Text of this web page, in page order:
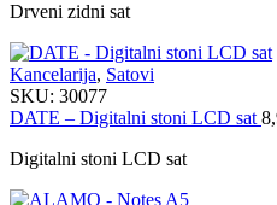
Drveni zidni sat
Kancelarija, Satovi
SKU: 30077
DATE – Digitalni stoni LCD sat
Digitalni stoni LCD sat